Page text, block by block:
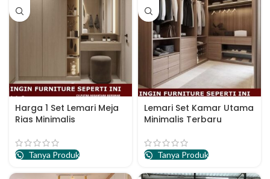
Harga 1 Set Lemari Meja
Rias Minimalis
Tanya Produk
Lemari Set Kamar Utama
Minimalis Terbaru
Tanya Produk